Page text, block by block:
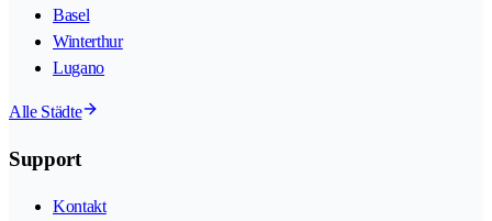
Basel
Winterthur
Lugano
Alle Städte
Support
Kontakt